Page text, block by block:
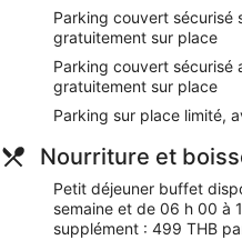
Nos clients nous ont dit
surpris par le petit déjeuner
by Kingston Hotels. Lors de
quelques minutes de
Emporium. L'accès Wi-Fi à
avec voiturier et une
Wi-Fi gratuit (vitesse :
pers. ou jusqu’à 6
Parking avec voiturier et
voiturier gratuits
Parking couvert sécurisé
gratuitement sur place
Parking couvert sécurisé
gratuitement sur place
Parking sur place limité,
Nourriture et
Petit déjeuner buffet
semaine et de 06 h 00 à
supplément : 499 THB